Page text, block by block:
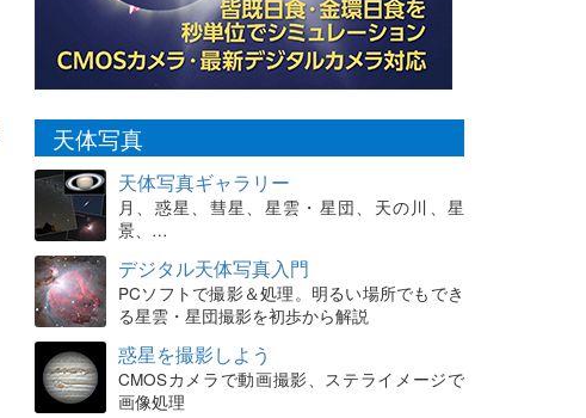
天体写真
天体写真ギャラリー
月、惑星、彗星、星雲・星団、天の川、星
景、…
デジタル天体写真入門
PCソフトで撮影＆処理。明るい場所でもでき
る星雲・星団撮影を初歩から解説
惑星を撮影しよう
CMOSカメラで動画撮影、ステライメージで
画像処理